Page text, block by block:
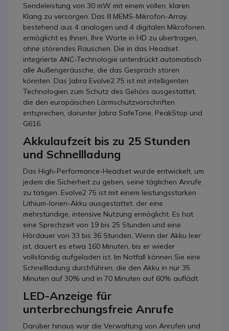
Sendeleistung von 30 mW mit einem vollen, klaren
Klang zu versorgen. Das 8 MEMS-Mikrofon-Array,
bestehend aus 4 analogen und 4 digitalen Mikrofonen,
ermöglicht es Ihnen, Ihre Worte in HD zu übertragen,
ohne störendes Rauschen. Die in das Headset
integrierte ANC-Technologie unterdrückt automatisch
alle Außengeräusche, die das Gespräch stören
könnten. Das Jabra Evolve2 75 ist mit intelligenten
Technologien zum Schutz des Gehörs ausgestattet,
die den europäischen Lärmschutzvorschriften
entsprechen, darunter Jabra SafeTone, PeakStop und
G616.
Akkulaufzeit bis zu 25 Stunden
und Schnellladung
Das High-Performance-Headset wurde entwickelt, um
jedem die Sicherheit zu geben, seine täglichen Anrufe
zu tätigen. Evolve2 75 ist mit einem leistungsstarken
Lithium-Ionen-Akku ausgestattet, der eine
mehrstündige, intensive Nutzung ermöglicht. Es hat
eine Sprechzeit von 19 bis 25 Stunden und eine
Hördauer von 33 bis 36 Stunden. Wenn der Akku leer
ist, dauert es etwa 160 Minuten, bis er wieder
vollständig aufgeladen ist. Im Notfall können Sie eine
Schnellladung durchführen, die den Akku in nur 35
Minuten auf 30% und in 70 Minuten auf 60% auflädt.
LED-Anzeige für
unterbrechungsfreie Anrufe
Darüber hinaus war die Verwaltung von Anrufen und